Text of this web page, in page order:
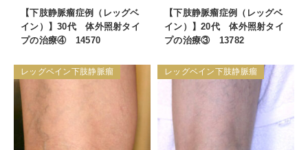
【下肢静脈瘤症例（レッグベ
イン）】30代 体外照射タイ
プの治療④ 14570
【下肢静脈瘤症例（レッグベ
イン）】20代 体外照射タイ
プの治療③ 13782
レッグベイン下肢静脈瘤 レッグベイン下肢静脈瘤